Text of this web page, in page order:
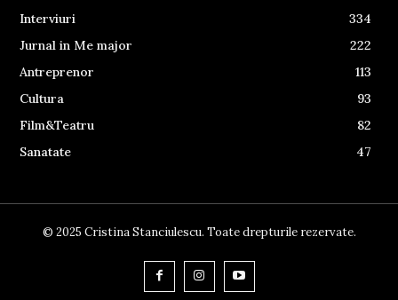
Interviuri
334
Jurnal in Me major
222
Antreprenor
113
Cultura
93
Film&Teatru
82
Sanatate
47
© 2025 Cristina Stanciulescu. Toate drepturile rezervate.